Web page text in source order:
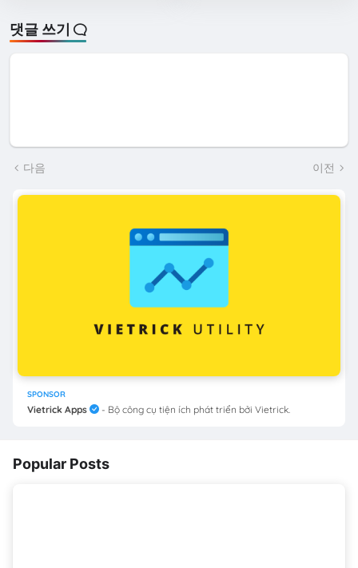
댓글 쓰기
다음 이전
SPONSOR
Vietrick Apps - Bộ công cụ tiện ích phát triển bởi Vietrick.
Popular Posts